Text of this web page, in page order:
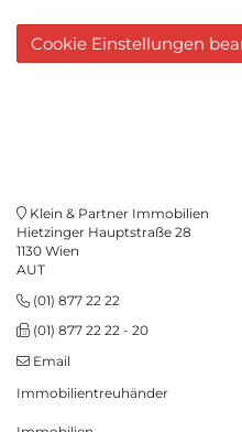
Cookie Einstellungen
Klein & Partner Immobilien
Hietzinger Hauptstraße 28
1130 Wien
AUT
(01) 877 22 22
(01) 877 22 22 - 20
Email
Immobilientreuhänder